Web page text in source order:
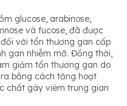
glucose, arabinose,
và fucose, đã được
với tổn thương gan cấp
gan nhiễm mỡ. Đồng thời,
giảm tổn thương gan do
bằng cách tăng hoạt
chất gây viêm trung gian